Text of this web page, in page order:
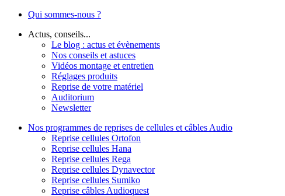
Qui sommes-nous ?
Actus, conseils...
Le blog : actus et évènements
Nos conseils et astuces
Vidéos montage et entretien
Réglages produits
Reprise de votre matériel
Auditorium
Newsletter
Nos programmes de reprises de cellules et câbles Audio
Reprise cellules Ortofon
Reprise cellules Hana
Reprise cellules Rega
Reprise cellules Dynavector
Reprise cellules Sumiko
Reprise câbles Audioquest